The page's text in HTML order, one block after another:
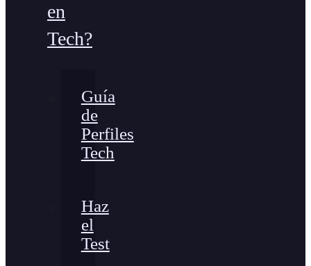
en
Tech?
Guía
de
Perfiles
Tech
Haz
el
Test